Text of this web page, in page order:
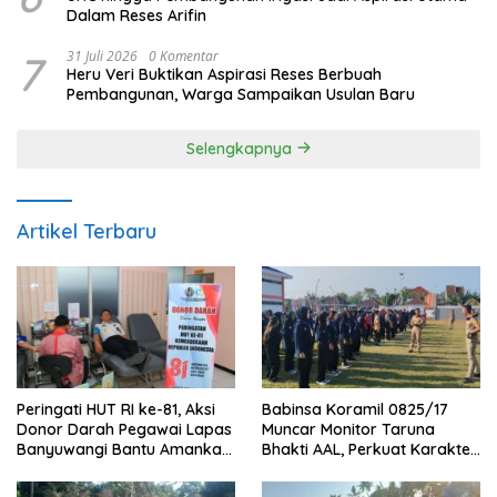
Dalam Reses Arifin
7 31 Juli 2026 0 Komentar
Heru Veri Buktikan Aspirasi Reses Berbuah
Pembangunan, Warga Sampaikan Usulan Baru
Selengkapnya
Artikel Terbaru
Peringati HUT RI ke-81, Aksi
Donor Darah Pegawai Lapas
Banyuwangi Bantu Amankan
Babinsa Koramil 0825/17
Muncar Monitor Taruna
Bhakti AAL, Perkuat Karakter
Sekolah Rakyat